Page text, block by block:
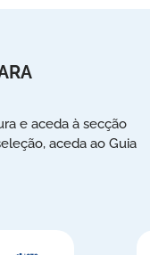
e aceda à secção
aceda ao Guia